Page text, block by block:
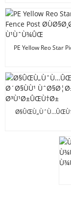
ÙÛŒÙ†Ø³ Ú©ÛŒÙ¾
Ù¾ÙˆØ³Ù¹
Ø³ÛŒÙÙ¹ÛŒ
Ú©ÛŒÙ¾
PE Yellow Reo Star